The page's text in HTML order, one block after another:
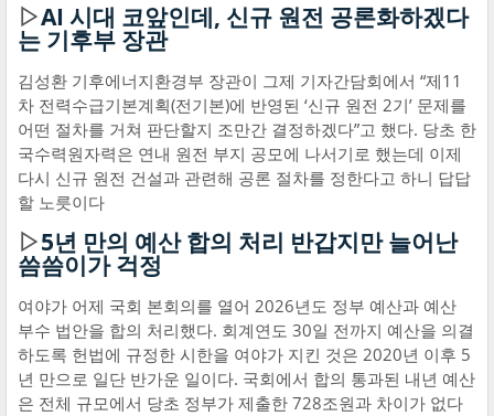
▷AI 시대 코앞인데, 신규 원전 공론화하겠다
는 기후부 장관
김성환 기후에너지환경부 장관이 그제 기자간담회에서 “제11
차 전력수급기본계획(전기본)에 반영된 ‘신규 원전 2기’ 문제를
어떤 절차를 거쳐 판단할지 조만간 결정하겠다”고 했다. 당초 한
국수력원자력은 연내 원전 부지 공모에 나서기로 했는데 이제
다시 신규 원전 건설과 관련해 공론 절차를 정한다고 하니 답답
할 노릇이다
▷5년 만의 예산 합의 처리 반갑지만 늘어난
씀씀이가 걱정
여야가 어제 국회 본회의를 열어 2026년도 정부 예산과 예산
부수 법안을 합의 처리했다. 회계연도 30일 전까지 예산을 의결
하도록 헌법에 규정한 시한을 여야가 지킨 것은 2020년 이후 5
년 만으로 일단 반가운 일이다. 국회에서 합의 통과된 내년 예산
은 전체 규모에서 당초 정부가 제출한 728조원과 차이가 없다